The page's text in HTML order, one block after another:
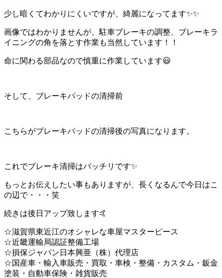
少し暗くてわかりにくいですが、綺麗になってます✨✨
画像ではわかりませんが、駐車ブレーキの調整、ブレーキラ
イニングの角を落とす作業も当然しています！！
命に関わる部品なので慎重に作業しています😃
そして、ブレーキパッドの清掃前
こちらがブレーキパッドの清掃後の写真になります。
これでブレーキ清掃はバッチリです✨
もっとお伝えしたい事もありますが、長くなるんで今日はこ
の辺で・・・笑
続きは後日アップ致します🤙
☆滋賀県東近江のオシャレな車屋マスターピース
☆近畿運輸局認証整備工場
☆損保ジャパン日本興亜（株）代理店
☆国産車・輸入車販売・買取・車検・整備・カスタム・鈑金
塗装・自動車保険・雑貨販売